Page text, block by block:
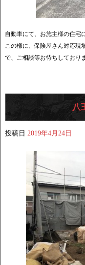
自動車にて、お施主様の住宅
この様に、保険屋さん対応現
で、ご相談等お待ちしており
八
投稿日 2019年4月24日